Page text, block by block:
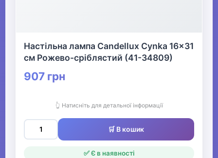
Настільна лампа Candellux Cynka 16x31
см Рожево-сріблястий (41-34809)
907 грн
👆 Натисніть для детальної інформації
🛒 В кошик
✅ Є в наявності